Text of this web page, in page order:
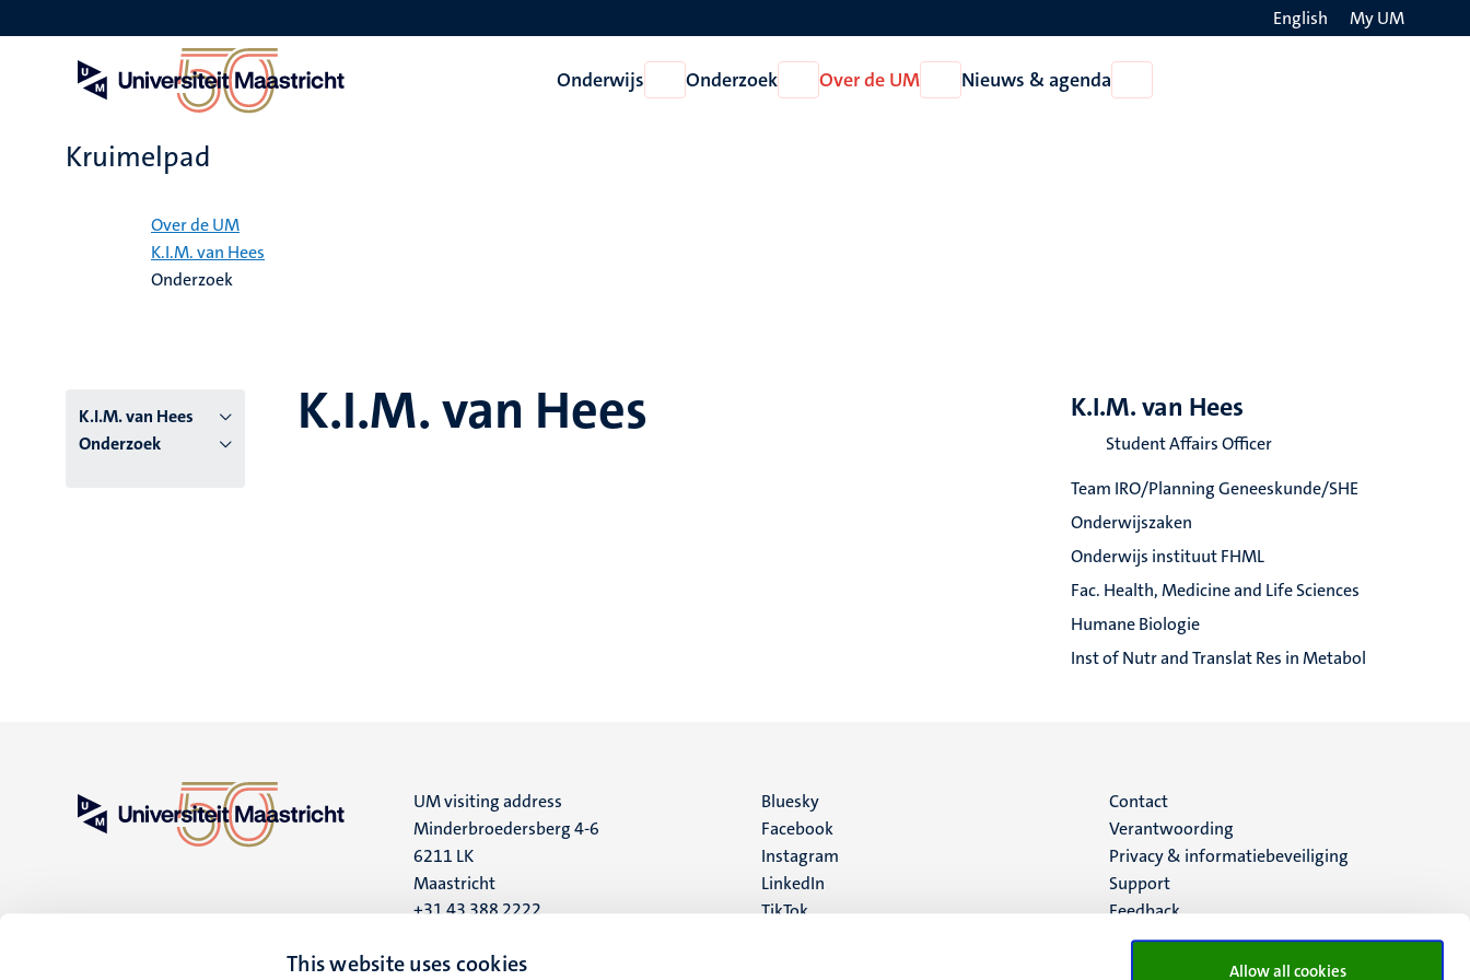
This website uses cookies Allow all cookies
en
English My UM
Onderwijs
Open
Onderwijs
Onderzoek
Open
Onderzoek
Over de UM
Open
Over
Nieuws & agenda
Nieuws
Kruimelpad
Over de UM
K.I.M. van Hees
Onderzoek
K.I.M. van Hees
Onderzoek
K.I.M. van Hees K.I.M. van Hees
Student Affairs Officer
Team IRO/Planning Geneeskunde/SHE
Onderwijszaken
Onderwijs instituut FHML
Fac. Health, Medicine and Life Sciences
Humane Biologie
Inst of Nutr and Translat Res in Metabol
UM visiting address
Minderbroedersberg 4-6
6211 LK
Maastricht
+31 43 388 2222
UM postal address
Social
media
Bluesky
Facebook
Instagram
LinkedIn
TikTok
Menu
footer
(NL)
Contact
Verantwoording
Privacy & informatiebeveiliging
Support
Feedback